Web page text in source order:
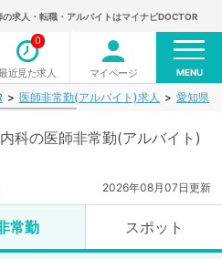
の求人・転職・アルバイトはマイナビDOCTOR
近見た求人
0
マイページ MENU
医師非常勤(アルバイト)求人 愛知県
科の医師非常勤(アルバイト)
2026年08月07日更新
常勤 スポット